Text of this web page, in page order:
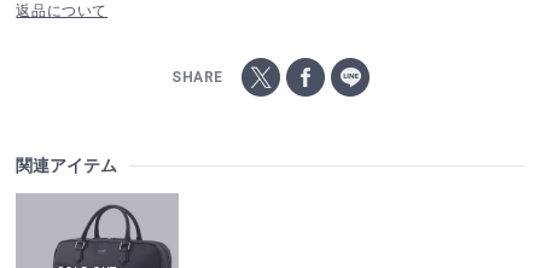
返品について
SHARE
関連アイテム